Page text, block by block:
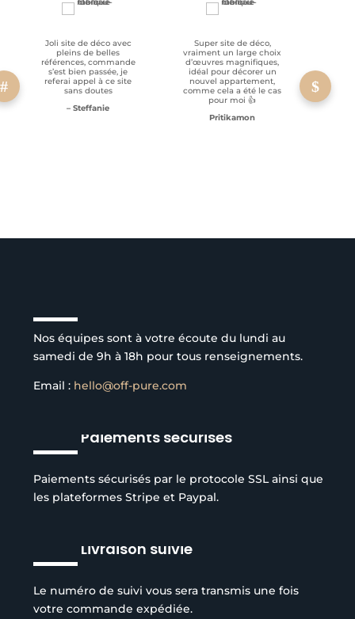
Joli site de déco avec
pleins de belles
références, commande
s’est bien passée, je
referai appel à ce site
sans doutes
– Steffanie
Super site de déco,
vraiment un large choix
d’œuvres magnifiques,
idéal pour décorer un
nouvel appartement,
comme cela a été le cas
pour moi 👍
Pritikamon
Nos équipes sont à votre écoute du lundi au
samedi de 9h à 18h pour tous renseignements.
Email : hello@off-pure.com
Paiements sécurisés
Paiements sécurisés par le protocole SSL ainsi que
les plateformes Stripe et Paypal.
Livraison suivie
Le numéro de suivi vous sera transmis une fois
votre commande expédiée.